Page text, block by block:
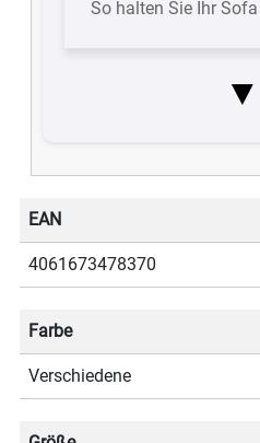
So halten Sie Ihr
▼
EAN
4061673478370
Farbe
Verschiedene